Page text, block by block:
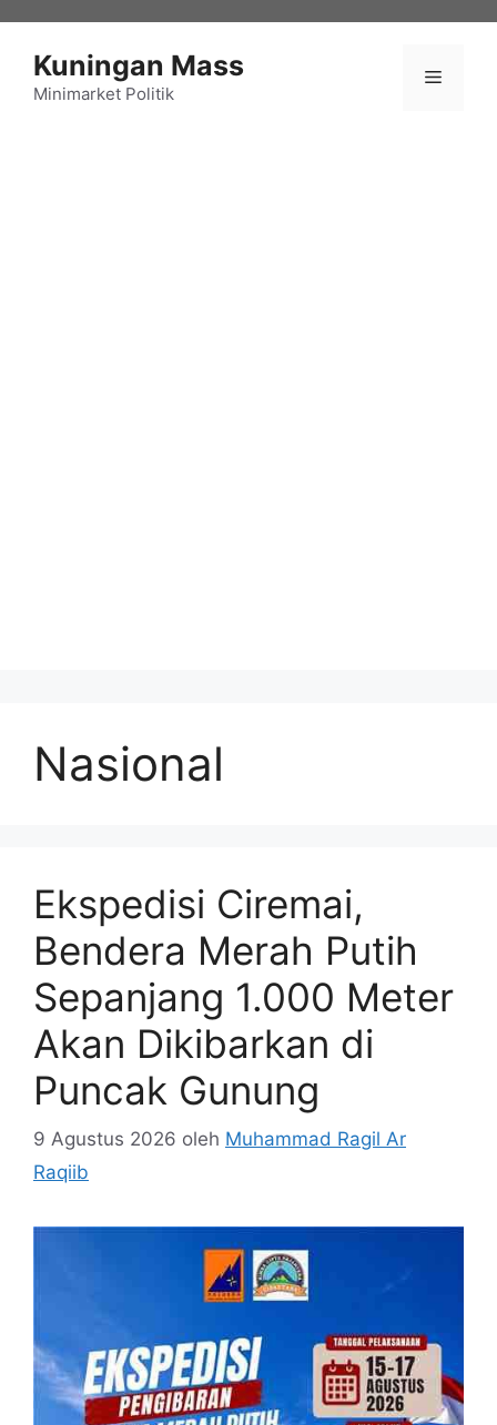
Kuningan Mass
Minimarket Politik
Menu
Nasional
Ekspedisi Ciremai,
Bendera Merah Putih
Sepanjang 1.000 Meter
Akan Dikibarkan di
Puncak Gunung
9 Agustus 2026 oleh Muhammad Ragil Ar
Raqiib